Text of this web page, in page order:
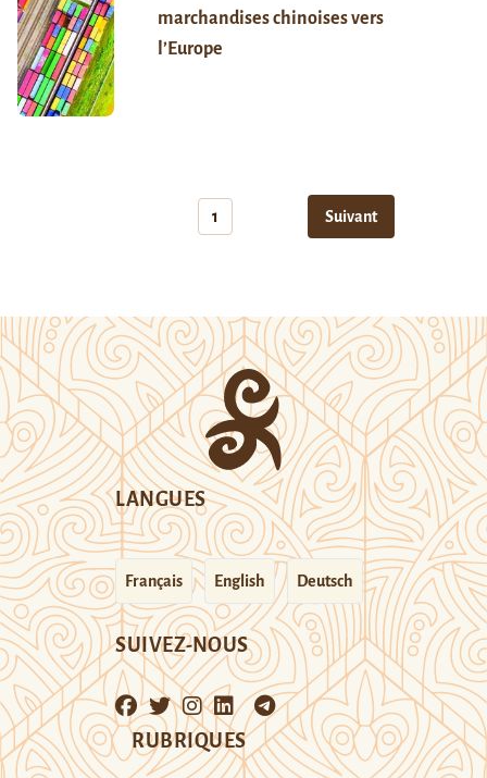
marchandises chinoises vers
l’Europe
1 Suivant
LANGUES
Français English Deutsch
SUIVEZ-NOUS
RUBRIQUES